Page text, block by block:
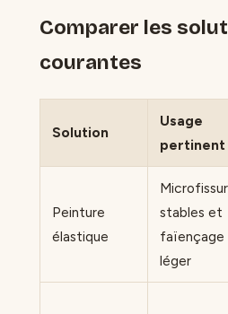
Comparer les
courantes
Solution
Usage
pertinent
Peinture
élastique
stables et
faïençage
léger